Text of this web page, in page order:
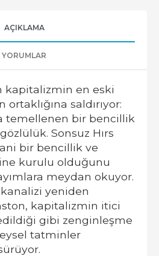
AÇIKLAMA
YORUMLAR
kapitalizmin en eski
saldırıyor:
temellenen bir bencillik
Sonsuz Hırs
bir bencillik ve
kurulu olduğunu
meydan okuyor.
yeniden
kapitalizmin itici
gibi zenginleşme
tatminler